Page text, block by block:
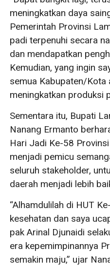
meningkatkan daya
Pemerintah Provinsi
padi terpenuhi secara
dan mendapatkan
Kemudian, yang ingin
semua Kabupaten/Kota
meningkatkan produksi
Sementara itu, Bupati
Nanang Ermanto
Hari Jadi Ke-58
menjadi pemicu
seluruh stakeholder,
daerah menjadi lebih
“Alhamdulilah di HUT
kesehatan dan saya
pak Arinal Djunaidi
era kepemimpinannya
semakin maju,” ujar